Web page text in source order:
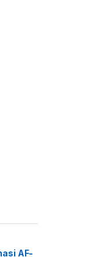
AF-